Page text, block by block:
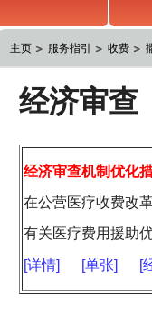
主页 服务指引 收费